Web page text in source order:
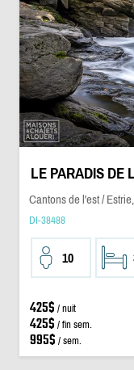
LE PARADIS DE
Cantons de l'est /
DI-38488
10
425$ / nuit
425$ / fin sem.
995$ / sem.